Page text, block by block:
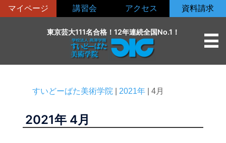
ン
マイページ 講習会 アクセス 資料請求
東京芸大111名合格！12年連続全国No.1！
すいどーばた美術学院 2021年 4月
2021年 4月